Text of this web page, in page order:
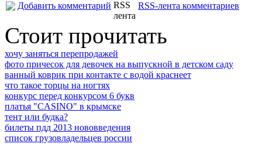
Добавить комментарий RSS-лента комментариев
Стоит прочитать
хочу заняться перепродажей
фото причесок для девочек на выпускной в детском саду
ванный коврик при контакте с водой краснеет
что такое торцы на ногтях
конкурс перед конкурсом 6 букв
платья "CASINO" в крымске
тент или будка?
билеты пдд 2013 нововведения
список грузовладельцев россии